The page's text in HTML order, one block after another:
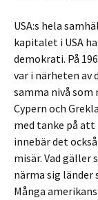
USA:s hela
kapitalet i USA
demokrati. På
var i närheten av
samma nivå
Cypern och
med tanke på att
innebär det
misär. Vad gäller
närma sig länder
Många